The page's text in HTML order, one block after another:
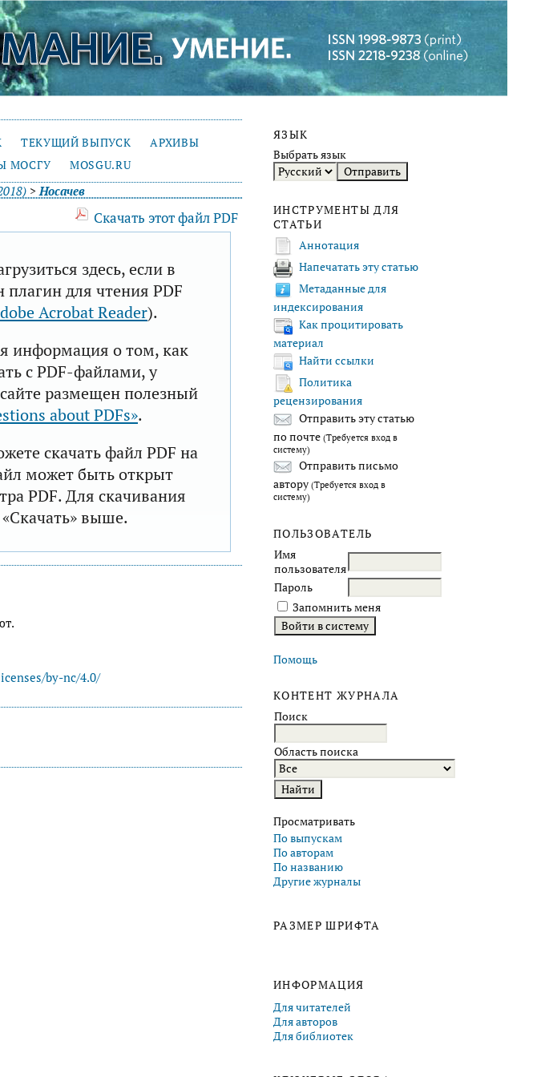
ЯЗЫК
Выбрать язык
ИНСТРУМЕНТЫ ДЛЯ
СТАТЬИ
Аннотация
Напечатать эту статью
Метаданные для
индексирования
Как процитировать
материал
Найти ссылки
Политика
рецензирования
Отправить эту статью
по почте (Требуется вход в
систему)
Отправить письмо
автору (Требуется вход в
систему)
ПОЛЬЗОВАТЕЛЬ
Имя
пользователя
Пароль
Запомнить меня
Помощь
КОНТЕНТ ЖУРНАЛА
Поиск
Область поиска
Просматривать
По выпускам
По авторам
По названию
Другие журналы
РАЗМЕР ШРИФТА
ИНФОРМАЦИЯ
Для читателей
Для авторов
Для библиотек
ТЕКУЩИЙ ВЫПУСК
АРХИВЫ
МОСГУ MOSGU.RU
>Носачев
Скачать этот файл PDF
здесь, если в
для чтения PDF
Acrobat Reader).
информация о том, как
с PDF-файлами, у
размещен полезный
about PDFs».
скачать файл PDF на
может быть открыт
PDF. Для скачивания
выше.
by-nc/4.0/